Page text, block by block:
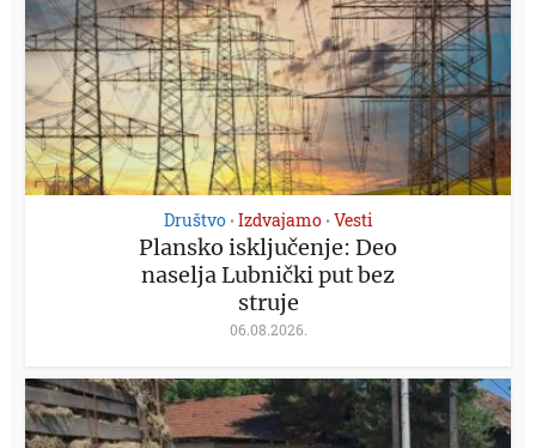
Društvo • Izdvajamo • Vesti
Plansko isključenje: Deo
naselja Lubnički put bez
struje
06.08.2026.